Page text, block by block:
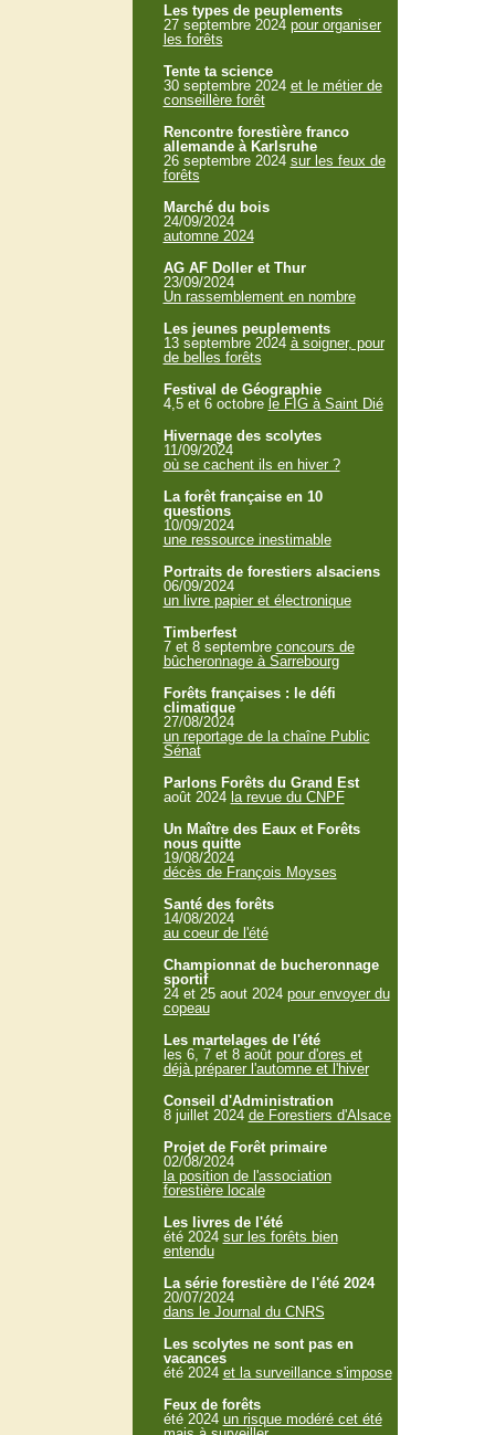
Les types de peuplements
27 septembre 2024 pour organiser
les forêts
Tente ta science
30 septembre 2024 et le métier de
conseillère forêt
Rencontre forestière franco
allemande à Karlsruhe
26 septembre 2024 sur les feux de
forêts
Marché du bois
24/09/2024
automne 2024
AG AF Doller et Thur
23/09/2024
Un rassemblement en nombre
Les jeunes peuplements
13 septembre 2024 à soigner, pour
de belles forêts
Festival de Géographie
4,5 et 6 octobre le FIG à Saint Dié
Hivernage des scolytes
11/09/2024
où se cachent ils en hiver ?
La forêt française en 10
questions
10/09/2024
une ressource inestimable
Portraits de forestiers alsaciens
06/09/2024
un livre papier et électronique
Timberfest
7 et 8 septembre concours de
bûcheronnage à Sarrebourg
Forêts françaises : le défi
climatique
27/08/2024
un reportage de la chaîne Public
Sénat
Parlons Forêts du Grand Est
août 2024 la revue du CNPF
Un Maître des Eaux et Forêts
nous quitte
19/08/2024
décès de François Moyses
Santé des forêts
14/08/2024
au coeur de l'été
Championnat de bucheronnage
sportif
24 et 25 aout 2024 pour envoyer du
copeau
Les martelages de l'été
les 6, 7 et 8 août pour d'ores et
déjà préparer l'automne et l'hiver
Conseil d'Administration
8 juillet 2024 de Forestiers d'Alsace
Projet de Forêt primaire
02/08/2024
la position de l'association
forestière locale
Les livres de l'été
été 2024 sur les forêts bien
entendu
La série forestière de l'été 2024
20/07/2024
dans le Journal du CNRS
Les scolytes ne sont pas en
vacances
été 2024 et la surveillance s'impose
Feux de forêts
été 2024 un risque modéré cet été